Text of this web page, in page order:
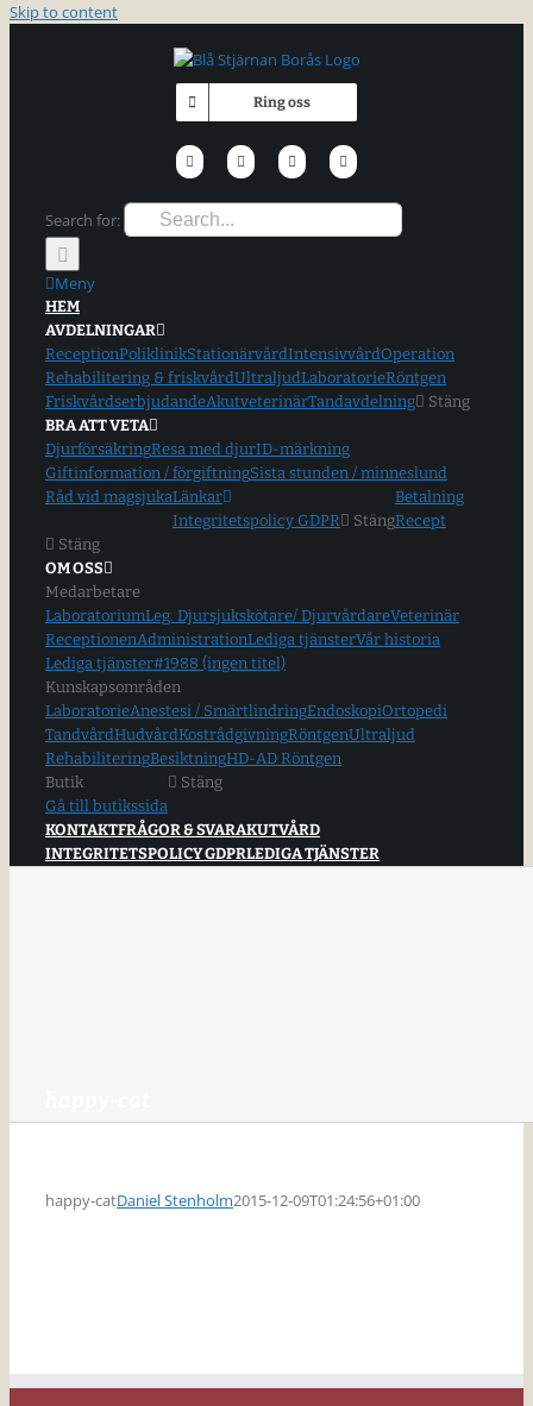
Skip to content
Ring oss
Search for:
Meny
HEM
AVDELNINGAR
ReceptionPoliklinikStationärvårdIntensivvårdOperation
Rehabilitering & friskvårdUltraljudLaboratorieRöntgen
FriskvårdserbjudandeAkutveterinärTandavdelning
Stäng
BRA ATT VETA
DjurförsäkringResa med djurID-märkning
Giftinformation / förgiftningSista stunden / minneslund
Råd vid magsjukaLänkar
Integritetspolicy GDPR
Stäng
Betalning
Recept
Stäng
OM OSS
Medarbetare
LaboratoriumLeg. Djursjukskötare/ DjurvårdareVeterinär
ReceptionenAdministrationLediga tjänsterVår historia
Lediga tjänster#1988 (ingen titel)
Kunskapsområden
LaboratorieAnestesi / SmärtlindringEndoskopiOrtopedi
TandvårdHudvårdKostrådgivningRöntgenUltraljud
RehabiliteringBesiktningHD-AD Röntgen
Butik
Gå till butikssida
Stäng
KONTAKTFRÅGOR & SVARAKUTVÅRD
INTEGRITETSPOLICY GDPRLEDIGA TJÄNSTER
happy-catDaniel Stenholm2015-12-09T01:24:56+01:00